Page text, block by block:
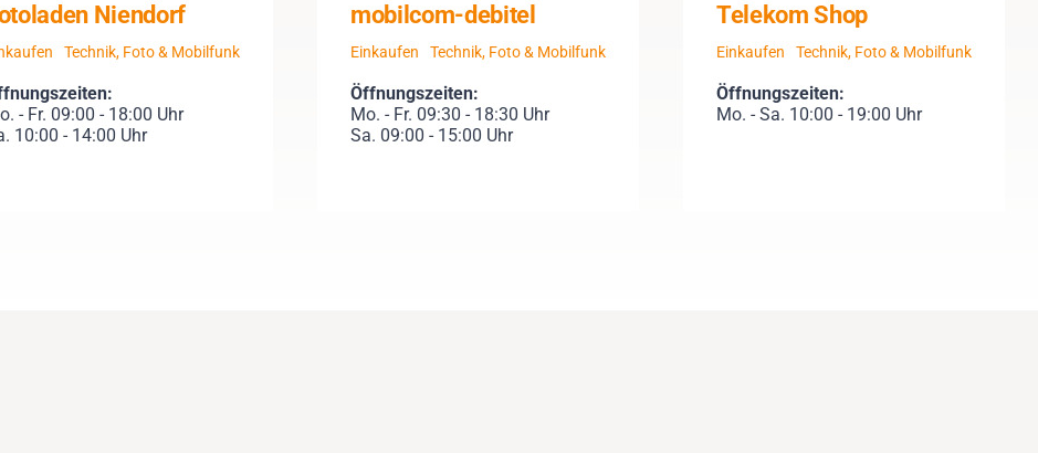
Niendorf
Technik, Foto & Mobilfunk
- Fr. 09:00 - 18:00 Uhr
10:00 - 14:00 Uhr
mobilcom-debitel
Einkaufen Technik, Foto & Mobilfunk
Öffnungszeiten:
Mo. - Fr. 09:30 - 18:30 Uhr
Sa. 09:00 - 15:00 Uhr
Telekom Shop
Einkaufen Technik, Foto & Mobilfunk
Öffnungszeiten:
Mo. - Sa. 10:00 - 19:00 Uhr